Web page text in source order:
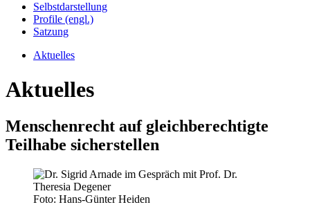
Selbstdarstellung
Profile (engl.)
Satzung
Aktuelles
Aktuelles
Menschenrecht auf gleichberechtigte
Teilhabe sicherstellen
Foto: Hans-Günter Heiden